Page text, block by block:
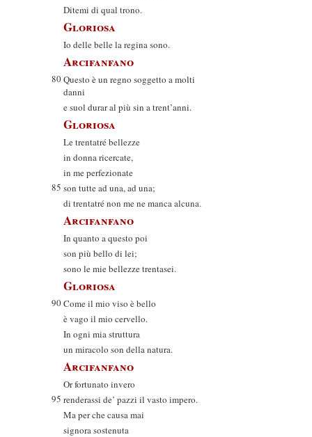
Ditemi di qual trono.
Gloriosa
Io delle belle la regina sono.
Arcifanfano
80Questo è un regno soggetto a molti
danni
e suol durar al più sin a trent’anni.
Gloriosa
Le trentatré bellezze
in donna ricercate,
in me perfezionate
85 son tutte ad una, ad una;
di trentatré non me ne manca alcuna.
Arcifanfano
In quanto a questo poi
son più bello di lei;
sono le mie bellezze trentasei.
Gloriosa
90Come il mio viso è bello
è vago il mio cervello.
In ogni mia struttura
un miracolo son della natura.
Arcifanfano
Or fortunato invero
95 renderassi de’ pazzi il vasto impero.
Ma per che causa mai
signora sostenuta